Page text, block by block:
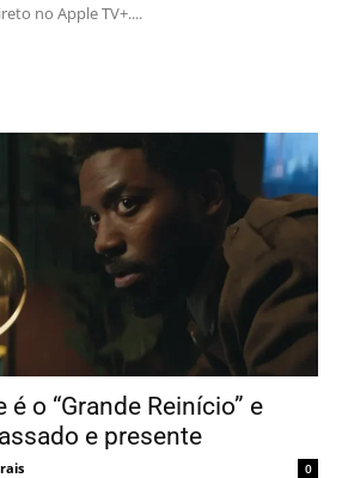
no Apple TV+....
o “Grande Reinício” e
e presente
0